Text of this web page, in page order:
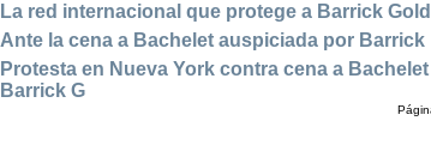
La red internacional que protege a Barrick Gold
Ante la cena a Bachelet auspiciada por Barrick
Protesta en Nueva York contra cena a
Barrick G